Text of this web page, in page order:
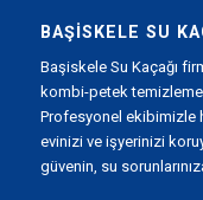
BAŞISKELE SU
Başiskele Su Kaçağı
kombi-petek
Profesyonel ekibimizle
evinizi ve işyerinizi
güvenin, su